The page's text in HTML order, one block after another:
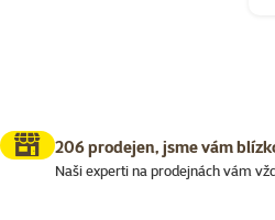
206 prodejen, jsme vám
Naši experti na prodejnách vám